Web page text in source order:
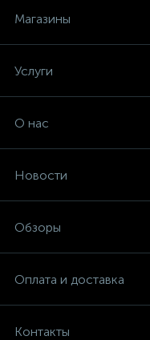
Магазины
Услуги
О нас
Новости
Обзоры
Оплата и доставка
Контакты